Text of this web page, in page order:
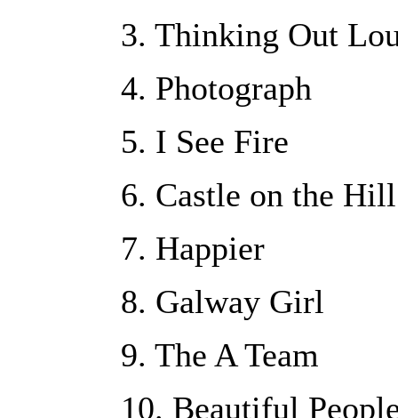
3. Thinking Out
4. Photograph
5. I See Fire
6. Castle on the Hill
7. Happier
8. Galway Girl
9. The A Team
10. Beautiful